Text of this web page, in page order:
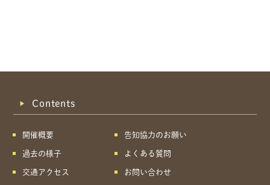
Contents
開催概要
過去の様子
交通アクセス
告知協力のお願い
よくある質問
お問い合わせ